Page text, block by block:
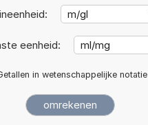
eenheid:
in wetenschappelijke notatie